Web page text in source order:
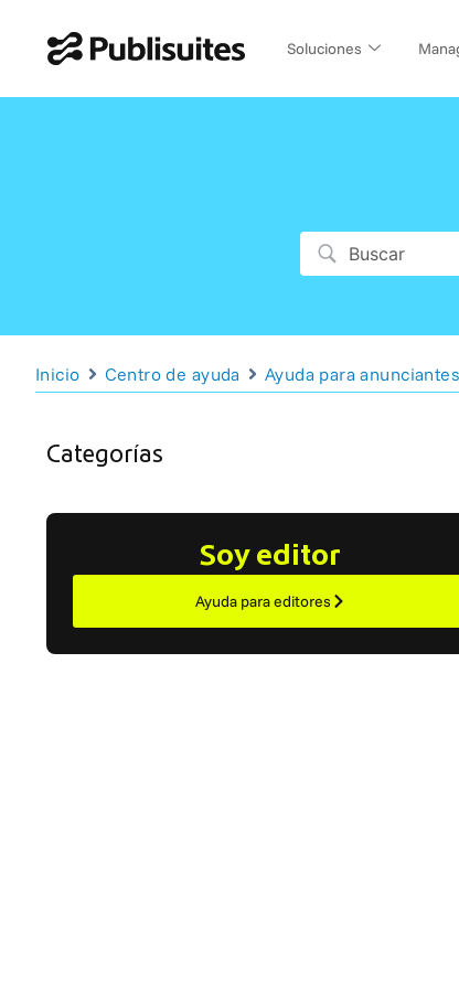
contenido
Soluciones
Inicio Centro de ayuda Ayuda para anunciantes
Categorías
Soy editor
Ayuda para editores